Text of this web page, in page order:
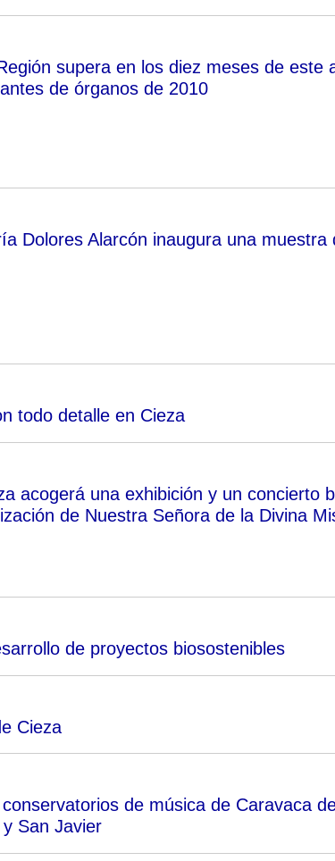
supera en los diez meses de este
de órganos de 2010
Dolores Alarcón inaugura una muestra
todo detalle en Cieza
acogerá una exhibición y un concierto
de Nuestra Señora de la Divina
de proyectos biosostenibles
Cieza
de música de Caravaca
San Javier